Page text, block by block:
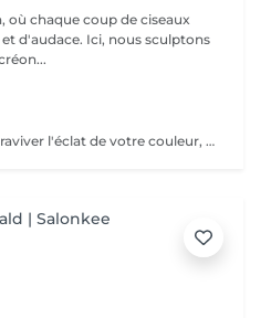
où chaque coup de ciseaux
d'audace. Ici, nous sculptons
Un soin colorant subtil pour raviver l'éclat de votre couleur, neutraliser les reflets indésirables et prolonger la tenue de votre teinte. Résultat immédiat : une chevelure lumineuse, unifiée et pleine de vie.